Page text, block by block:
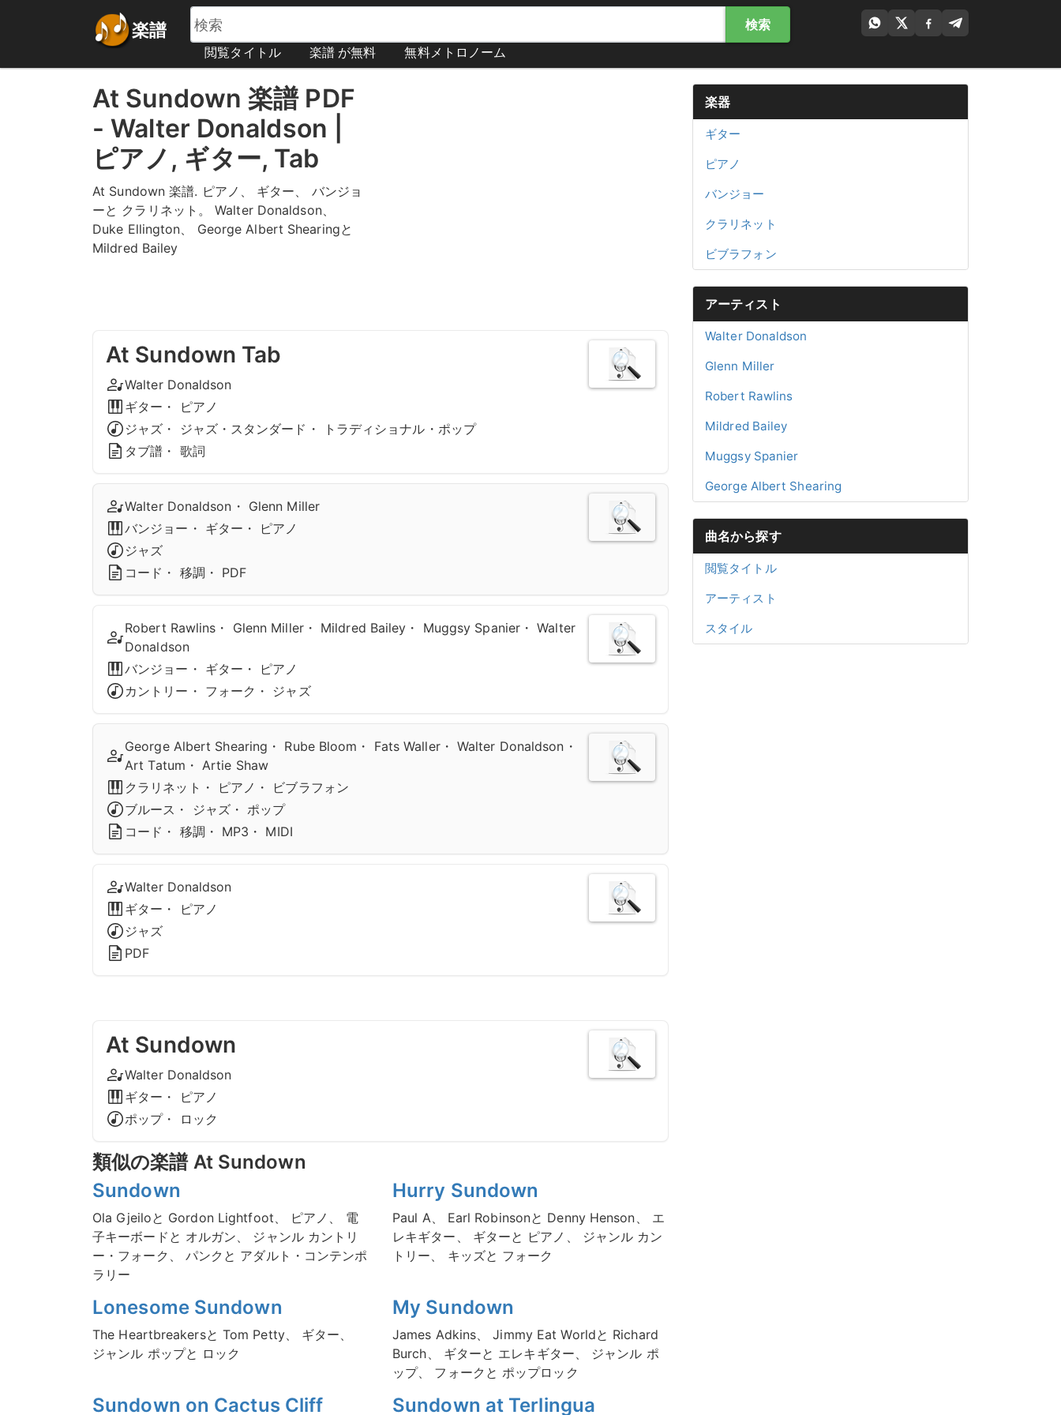
楽譜
検索
閲覧タイトル
楽譜 が無料 無料メトロノーム
At Sundown 楽譜 PDF
- Walter Donaldson |
ピアノ, ギター, Tab
At Sundown 楽譜. ピアノ、 ギター、 バンジョ
ーと クラリネット。 Walter Donaldson、
Duke Ellington、 George Albert Shearingと
Mildred Bailey
At Sundown Tab
Walter Donaldson
ギター・ ピアノ
ジャズ・ ジャズ・スタンダード・ トラディショナル・ポップ
タブ譜・ 歌詞
Walter Donaldson・ Glenn Miller
バンジョー・ ギター・ ピアノ
ジャズ
コード・ 移調・ PDF
Robert Rawlins・ Glenn Miller・ Mildred Bailey・ Muggsy Spanier・ Walter
Donaldson
バンジョー・ ギター・ ピアノ
カントリー・ フォーク・ ジャズ
George Albert Shearing・ Rube Bloom・ Fats Waller・ Walter Donaldson・
Art Tatum・ Artie Shaw
クラリネット・ ピアノ・ ビブラフォン
ブルース・ ジャズ・ ポップ
コード・ 移調・ MP3・ MIDI
Walter Donaldson
ギター・ ピアノ
ジャズ
PDF
At Sundown
Walter Donaldson
ギター・ ピアノ
ポップ・ ロック
類似の楽譜 At Sundown
Sundown
Ola Gjeiloと Gordon Lightfoot、 ピアノ、 電
子キーボードと オルガン、 ジャンル カントリ
ー・フォーク、 パンクと アダルト・コンテンポ
ラリー
Hurry Sundown
Paul A、 Earl Robinsonと Denny Henson、 エ
レキギター、 ギターと ピアノ、 ジャンル カン
トリー、 キッズと フォーク
Lonesome Sundown
The Heartbreakersと Tom Petty、 ギター、
ジャンル ポップと ロック
My Sundown
James Adkins、 Jimmy Eat Worldと Richard
Burch、 ギターと エレキギター、 ジャンル ポ
ップ、 フォークと ポップロック
Sundown on Cactus Cliff Sundown at Terlingua
楽器
ギター
ピアノ
バンジョー
クラリネット
ビブラフォン
アーティスト
Walter Donaldson
Glenn Miller
Robert Rawlins
Mildred Bailey
Muggsy Spanier
George Albert Shearing
曲名から探す
閲覧タイトル
アーティスト
スタイル